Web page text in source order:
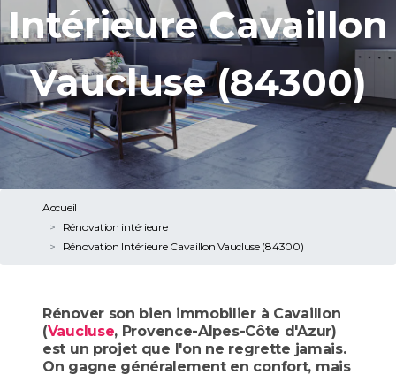
Intérieure Cavaillon
Vaucluse (84300)
Accueil
Rénovation intérieure
Rénovation Intérieure Cavaillon Vaucluse (84300)
Rénover son bien immobilier à Cavaillon
(Vaucluse, Provence-Alpes-Côte d'Azur)
est un projet que l'on ne regrette jamais.
On gagne généralement en confort, mais